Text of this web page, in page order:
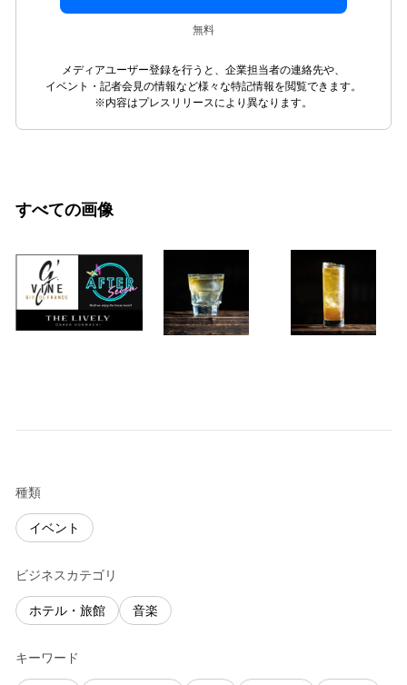
無料
メディアユーザー登録を行うと、企業担当者の連絡先や、
イベント・記者会見の情報など様々な特記情報を閲覧できます。
※内容はプレスリリースにより異なります。
すべての画像
種類
イベント
ビジネスカテゴリ
ホテル・旅館 音楽
キーワード